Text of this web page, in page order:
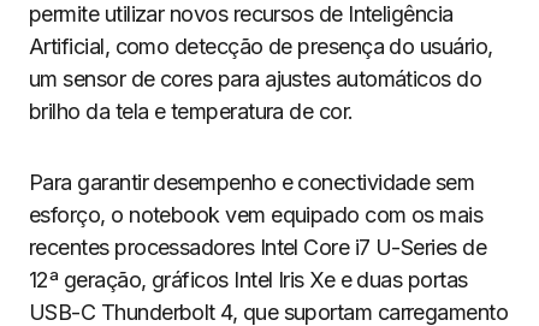
permite utilizar novos recursos de Inteligência
Artificial, como detecção de presença do usuário,
um sensor de cores para ajustes automáticos do
brilho da tela e temperatura de cor.
Para garantir desempenho e conectividade sem
esforço, o notebook vem equipado com os mais
recentes processadores Intel Core i7 U-Series de
12ª geração, gráficos Intel Iris Xe e duas portas
USB-C Thunderbolt 4, que suportam carregamento